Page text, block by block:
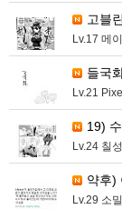
고블
Lv.17 메
들국
Lv.21
19)
Lv.24 칠
약후)
Lv.29 소